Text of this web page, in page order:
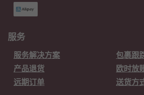
服务
服务解决方案
包裹跟
产品退货
欧时放
远期订单
送货方